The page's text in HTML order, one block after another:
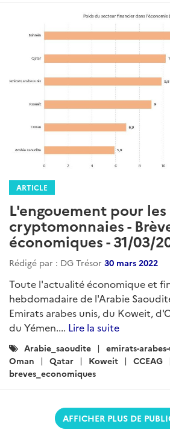
ARTICLE
L'engouement pour les
cryptomonnaies -
économiques - 31/03/
Rédigé par : DG Trésor 30 mars 2022
Toute l'actualité économique et
hebdomadaire de l'Arabie
Emirats arabes unis, du Koweit,
du Yémen.... Lire la suite
Catégories
:
Arabie_saoudite emirats-
Oman
Qatar Koweit
CCEAG
breves_economiques
AFFICHER PLUS DE